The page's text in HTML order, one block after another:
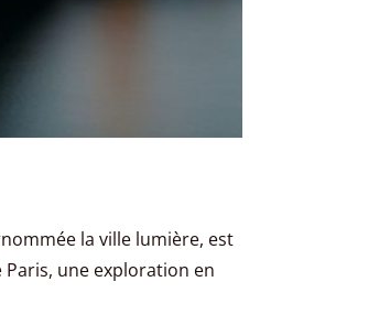
la ville lumière, est
une exploration en